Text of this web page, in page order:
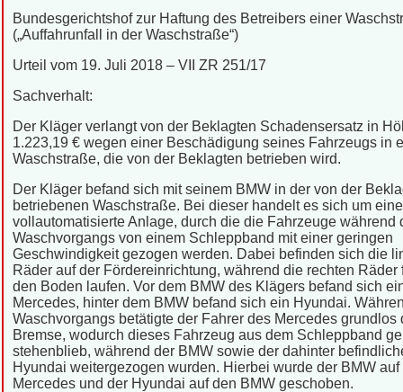
Bundesgerichtshof zur Haftung des Betreibers einer
(„Auffahrunfall in der Waschstraße“)
Urteil vom 19. Juli 2018 – VII ZR 251/17
Sachverhalt:
Der Kläger verlangt von der Beklagten Schadensersatz in
1.223,19 € wegen einer Beschädigung seines Fahrzeugs in
Waschstraße, die von der Beklagten betrieben wird.
Der Kläger befand sich mit seinem BMW in der von der
betriebenen Waschstraße. Bei dieser handelt es sich um eine
vollautomatisierte Anlage, durch die die Fahrzeuge während
Waschvorgangs von einem Schleppband mit einer geringen
Geschwindigkeit gezogen werden. Dabei befinden sich die
Räder auf der Fördereinrichtung, während die rechten Räder
den Boden laufen. Vor dem BMW des Klägers befand sich
Mercedes, hinter dem BMW befand sich ein Hyundai.
Waschvorgangs betätigte der Fahrer des Mercedes grundlos
Bremse, wodurch dieses Fahrzeug aus dem Schleppband
stehenblieb, während der BMW sowie der dahinter
Hyundai weitergezogen wurden. Hierbei wurde der BMW auf
Mercedes und der Hyundai auf den BMW geschoben.